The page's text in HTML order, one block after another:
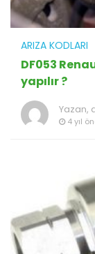
ARIZA KODLARI
DF053
yapılır ?
Yazan,
4 yıl